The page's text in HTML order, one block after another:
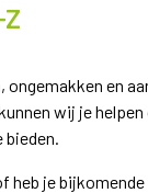
ongemakken en
wij je
bieden.
heb je bijkomende